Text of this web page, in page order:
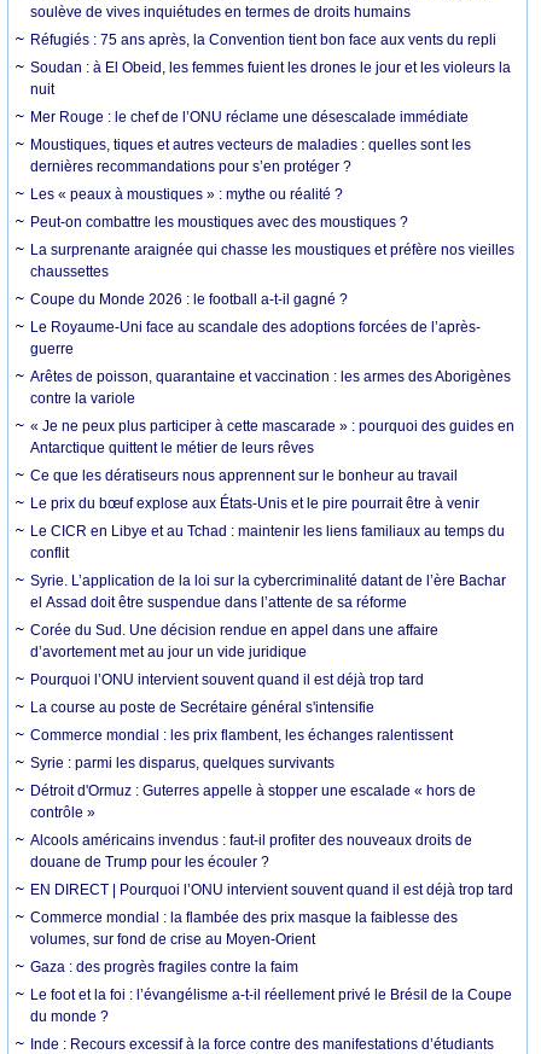
soulève de vives inquiétudes en termes de droits humains
Réfugiés : 75 ans après, la Convention tient bon face aux vents du repli
Soudan : à El Obeid, les femmes fuient les drones le jour et les violeurs la
nuit
Mer Rouge : le chef de l’ONU réclame une désescalade immédiate
Moustiques, tiques et autres vecteurs de maladies : quelles sont les
dernières recommandations pour s’en protéger ?
Les « peaux à moustiques » : mythe ou réalité ?
Peut-on combattre les moustiques avec des moustiques ?
La surprenante araignée qui chasse les moustiques et préfère nos vieilles
chaussettes
Coupe du Monde 2026 : le football a-t-il gagné ?
Le Royaume-Uni face au scandale des adoptions forcées de l’après-
guerre
Arêtes de poisson, quarantaine et vaccination : les armes des Aborigènes
contre la variole
« Je ne peux plus participer à cette mascarade » : pourquoi des guides en
Antarctique quittent le métier de leurs rêves
Ce que les dératiseurs nous apprennent sur le bonheur au travail
Le prix du bœuf explose aux États-Unis et le pire pourrait être à venir
Le CICR en Libye et au Tchad : maintenir les liens familiaux au temps du
conflit
Syrie. L’application de la loi sur la cybercriminalité datant de l’ère Bachar
el Assad doit être suspendue dans l’attente de sa réforme
Corée du Sud. Une décision rendue en appel dans une affaire
d’avortement met au jour un vide juridique
Pourquoi l’ONU intervient souvent quand il est déjà trop tard
La course au poste de Secrétaire général s'intensifie
Commerce mondial : les prix flambent, les échanges ralentissent
Syrie : parmi les disparus, quelques survivants
Détroit d'Ormuz : Guterres appelle à stopper une escalade « hors de
contrôle »
Alcools américains invendus : faut-il profiter des nouveaux droits de
douane de Trump pour les écouler ?
EN DIRECT | Pourquoi l’ONU intervient souvent quand il est déjà trop tard
Commerce mondial : la flambée des prix masque la faiblesse des
volumes, sur fond de crise au Moyen-Orient
Gaza : des progrès fragiles contre la faim
Le foot et la foi : l’évangélisme a-t-il réellement privé le Brésil de la Coupe
du monde ?
Inde : Recours excessif à la force contre des manifestations d’étudiants